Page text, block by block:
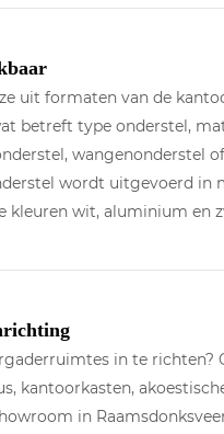
uit formaten van de
betreft type onderstel,
wangenonderstel
wordt uitgevoerd in
kleuren wit, aluminium en
in te richten?
kantoorkasten,
in